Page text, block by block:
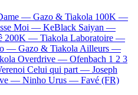
— Gazo & Tiakola 100K —
Moi — KeBlack Saiyan —
200K — Tiakola Laboratoire —
— Gazo & Tiakola Ailleurs —
Overdrive — Ofenbach 1 2 3
Celui qui part — Joseph
— Ninho Urus — Favé (FR)